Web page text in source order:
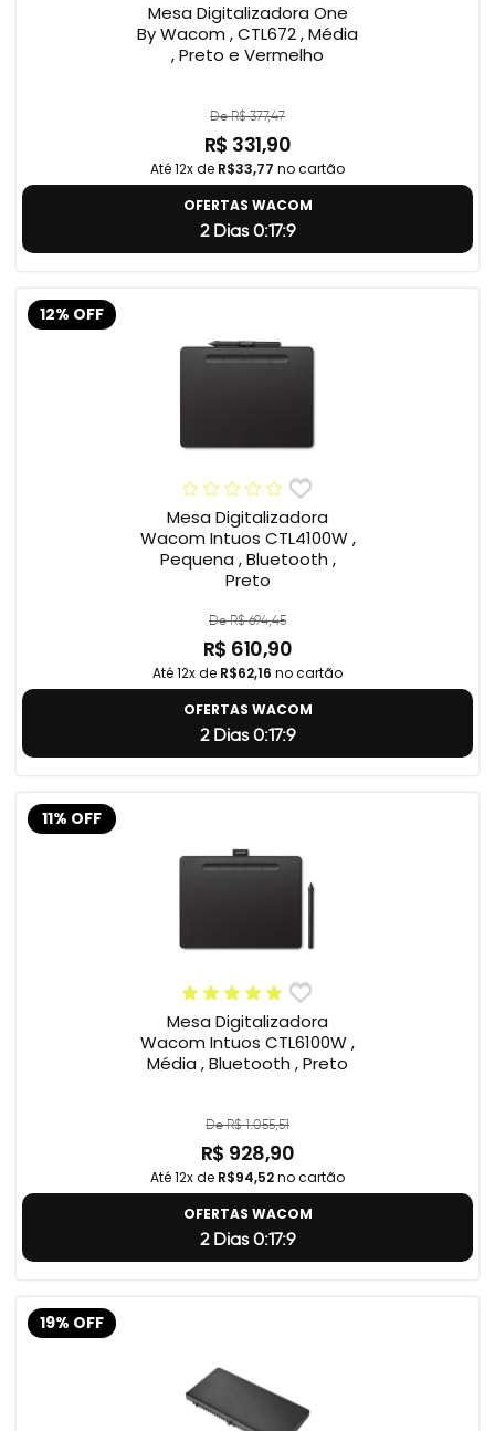
Mesa Digitalizadora One
By Wacom , CTL672 , Média
, Preto e Vermelho
De R$ 377,47
R$ 331,90
Até 12x de R$33,77 no cartão
OFERTAS WACOM
2 Dias 0:17:8
12% OFF
Mesa Digitalizadora
Wacom Intuos CTL4100W ,
Pequena , Bluetooth ,
Preto
De R$ 694,45
R$ 610,90
Até 12x de R$62,16 no cartão
OFERTAS WACOM
2 Dias 0:17:8
11% OFF
Mesa Digitalizadora
Wacom Intuos CTL6100W ,
Média , Bluetooth , Preto
De R$ 1.055,51
R$ 928,90
Até 12x de R$94,52no cartão
OFERTAS WACOM
2 Dias 0:17:8
19% OFF